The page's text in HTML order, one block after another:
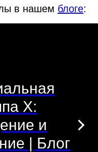
в нашем блоге:
X:
и
| Блог